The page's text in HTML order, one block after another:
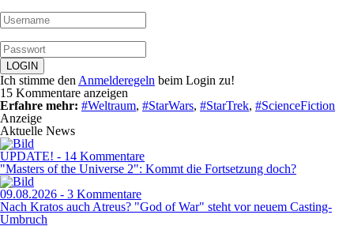
Ich stimme den Anmelderegeln beim Login zu!
15 Kommentare anzeigen
Erfahre mehr: #Weltraum, #StarWars, #StarTrek, #ScienceFiction
Anzeige
Aktuelle News
UPDATE! - 14 Kommentare
"Masters of the Universe 2": Kommt die Fortsetzung doch?
09.08.2026 - 3 Kommentare
Nach Kratos auch Atreus? "God of War" steht vor neuem Casting-
Umbruch